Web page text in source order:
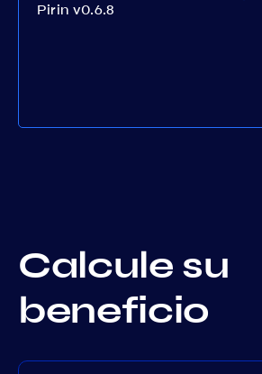
Pirin v0.6.8
Calcule su
beneficio